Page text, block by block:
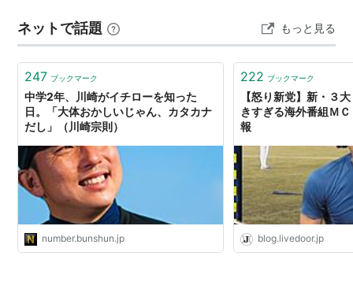
ホークスのレギュラーシーズン1位通過に貢献すると
共に、パリーグを代表する打者に成長。
2006年、WBC日本代表として活躍し、世界一に貢
献。
2011年8月22日福岡市在住の一般女性との婚約を発
表。
2011年のシーズン終了後、海外FA権を行使、シアト
ル・マリナーズを逆指名し、マイナー契約が成立。
背番号は61
2013年、トロント・ブルージェイズとマイナー契約
で合意。4月13日にメジャー昇格。
ネットで話題 もっと見る
247 ブックマーク
中学2年、川崎がイチローを知った
日。「大体おかしいじゃん、カタカナ
だし」（川崎宗則）
number.bunshun.jp
222 ブックマーク
【怒り新党】新・３
きすぎる海外番組Ｍ
報
blog.livedoor.jp